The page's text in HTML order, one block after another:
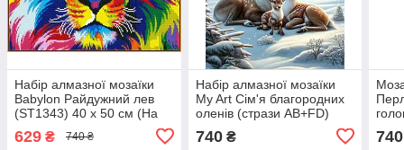
Набір алмазної мозаїки
Babylon Райдужний лев
(ST1343) 40 х 50 см (На
629 ₴ 740 ₴
Набір алмазної мозаїки
My Art Сім'я благородних
оленів (стрази AB+FD)
(MRT-TNG1274) 40 х 50
см (На підрамнику)
740₴
см
740